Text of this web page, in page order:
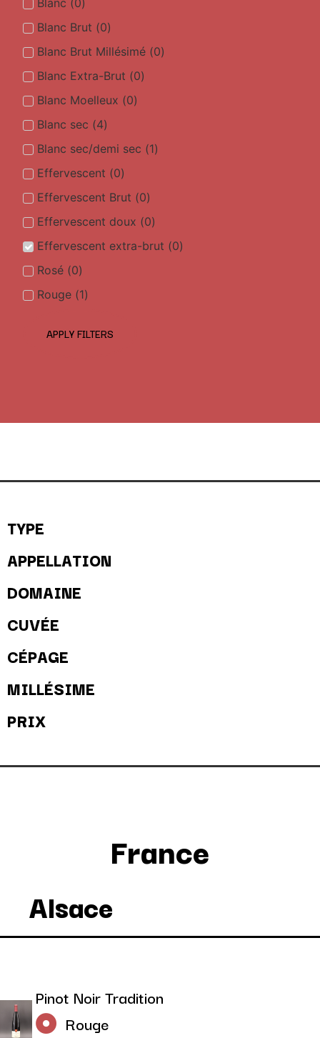
Blanc (0)
Blanc Brut (0)
Blanc Brut Millésimé (0)
Blanc Extra-Brut (0)
Blanc Moelleux (0)
Blanc sec (4)
Blanc sec/demi sec (1)
Effervescent (0)
Effervescent Brut (0)
Effervescent doux (0)
Effervescent extra-brut (0)
Rosé (0)
Rouge (1)
APPLY FILTERS
TYPE
APPELLATION
DOMAINE
CUVÉE
CÉPAGE
MILLÉSIME
PRIX
France
Alsace
Pinot Noir Tradition
Rouge